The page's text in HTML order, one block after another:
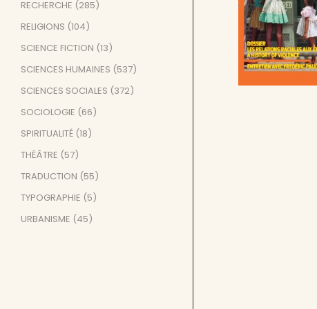
RECHERCHE (285)
RELIGIONS (104)
SCIENCE FICTION (13)
SCIENCES HUMAINES (537)
SCIENCES SOCIALES (372)
SOCIOLOGIE (66)
SPIRITUALITÉ (18)
THÉÂTRE (57)
TRADUCTION (55)
TYPOGRAPHIE (5)
URBANISME (45)